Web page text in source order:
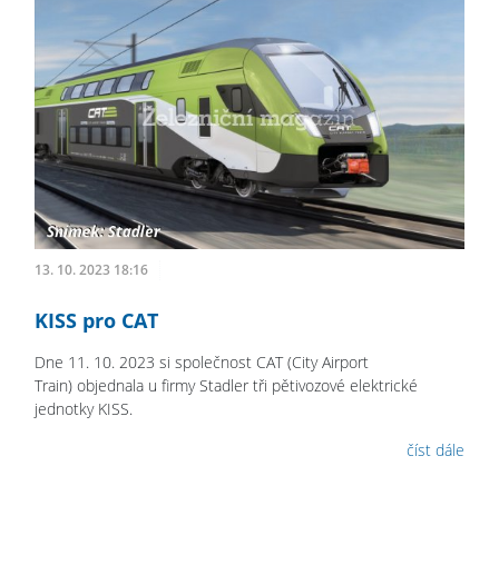
13. 10. 2023 18:16
KISS pro CAT
Dne 11. 10. 2023 si společnost CAT (City Airport
Train) objednala u firmy Stadler tři pětivozové elektrické
jednotky KISS.
číst dále